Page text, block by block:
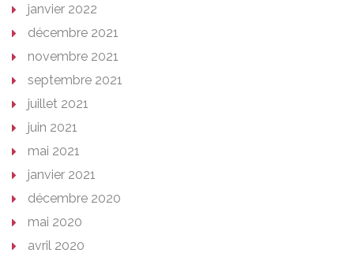
janvier 2022
décembre 2021
novembre 2021
septembre 2021
juillet 2021
juin 2021
mai 2021
janvier 2021
décembre 2020
mai 2020
avril 2020